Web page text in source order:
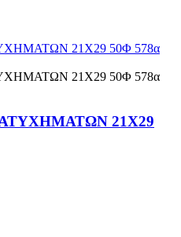
21Χ29